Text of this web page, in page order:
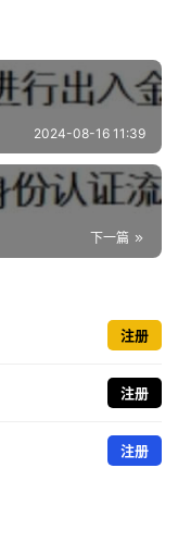
2024-08-16 11:39
下一篇
注册
注册
注册